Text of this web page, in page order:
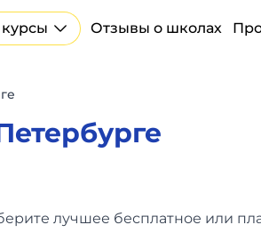
Отзывы о школах
лучшее бесплатное или